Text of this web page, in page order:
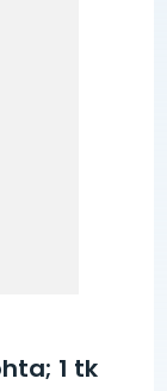
1 tk